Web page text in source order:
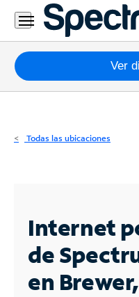
Residencial
Business
Paquetes
Internet
Business
Contáctanos
Ver
Todas las ubicaciones
Internet
de
en